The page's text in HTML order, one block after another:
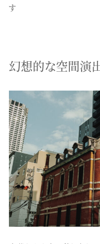
す
幻想的な空間演